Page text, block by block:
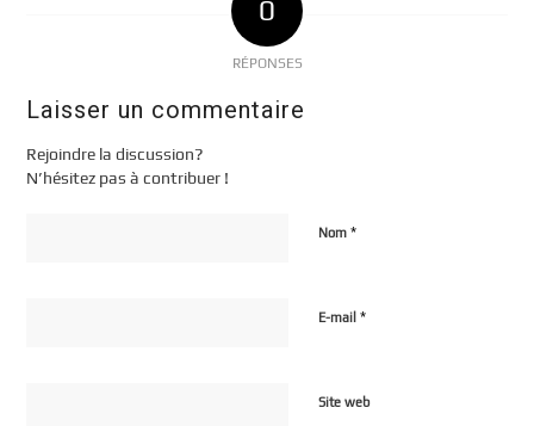
0
RÉPONSES
Laisser un commentaire
Rejoindre la discussion?
N’hésitez pas à contribuer !
Nom*
E-mail*
Site web